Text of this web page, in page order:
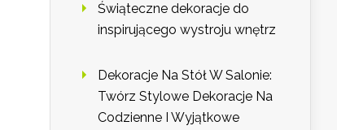
Świąteczne dekoracje do
inspirującego wystroju wnętrz
Dekoracje Na Stół W Salonie:
Twórz Stylowe Dekoracje Na
Codzienne I Wyjątkowe